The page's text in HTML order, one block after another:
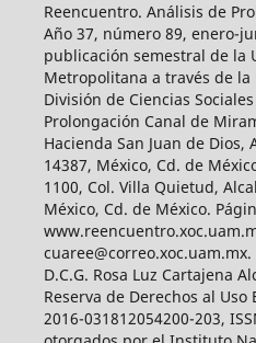
Reencuentro. Análisis de
Año 37, número 89, enero-
publicación semestral de la
Metropolitana a través de la
División de Ciencias
Prolongación Canal de
Hacienda San Juan de Dios,
14387, México, Cd. de
1100, Col. Villa Quietud,
México, Cd. de México.
D.C.G. Rosa Luz Cartajena
Reserva de Derechos al
2016-031812054200-203,